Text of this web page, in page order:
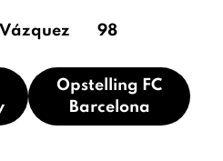
Vázquez 98
Opstelling FC
Barcelona